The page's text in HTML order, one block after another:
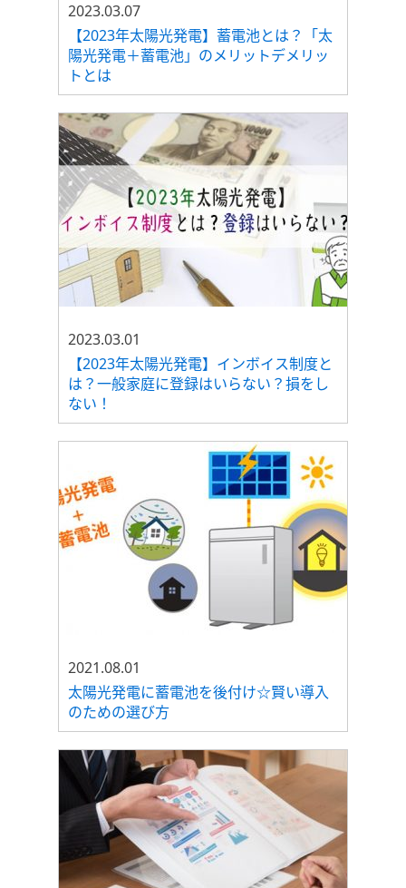
2023.03.07
【2023年太陽光発電】蓄電池とは？「太
陽光発電＋蓄電池」のメリットデメリッ
トとは
2023.03.01
【2023年太陽光発電】インボイス制度と
は？一般家庭に登録はいらない？損をし
ない！
2021.08.01
太陽光発電に蓄電池を後付け☆賢い導入
のための選び方